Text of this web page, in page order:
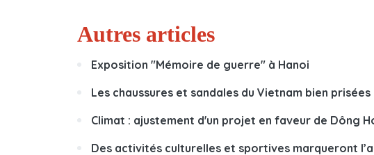
Autres articles
Exposition "Mémoire de guerre" à Hanoi
Les chaussures et sandales du Vietnam bien
Climat : ajustement d'un projet en faveur de Dông
Des activités culturelles et sportives marqueront